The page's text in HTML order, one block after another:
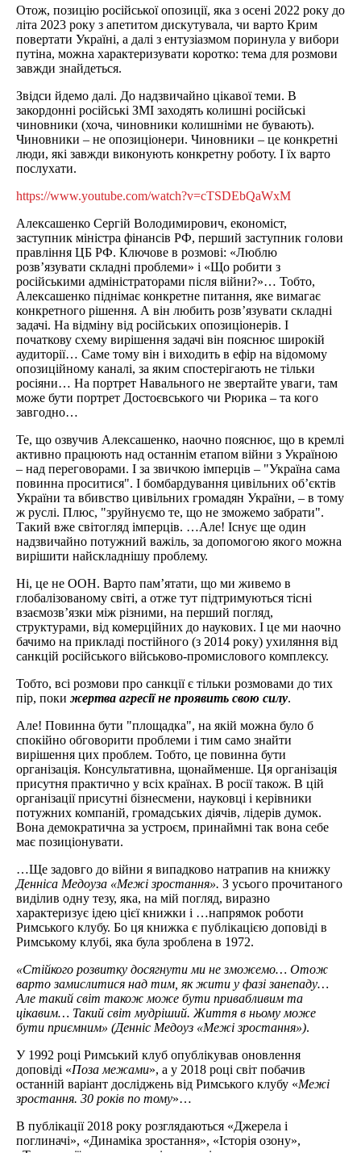
Отож, позицію російської опозиції, яка з осені 2022 року до
літа 2023 року з апетитом дискутувала, чи варто Крим
повертати Україні, а далі з ентузіазмом поринула у вибори
путіна, можна характеризувати коротко: тема для розмови
завжди знайдеться.
Звідси йдемо далі. До надзвичайно цікавої теми. В
закордонні російські ЗМІ заходять колишні російські
чиновники (хоча, чиновники колишніми не бувають).
Чиновники – не опозиціонери. Чиновники – це конкретні
люди, які завжди виконують конкретну роботу. І їх варто
послухати.
https://www.youtube.com/watch?v=cTSDEbQaWxM
Алексашенко Сергій Володимирович, економіст,
заступник міністра фінансів РФ, перший заступник голови
правління ЦБ РФ. Ключове в розмові: «Люблю
розв’язувати складні проблеми» і «Що робити з
російськими адміністраторами після війни?»… Тобто,
Алексашенко піднімає конкретне питання, яке вимагає
конкретного рішення. А він любить розв’язувати складні
задачі. На відміну від російських опозиціонерів. І
початкову схему вирішення задачі він пояснює широкій
аудиторії… Саме тому він і виходить в ефір на відомому
опозиційному каналі, за яким спостерігають не тільки
росіяни… На портрет Навального не звертайте уваги, там
може бути портрет Достоєвського чи Рюрика – та кого
завгодно…
Те, що озвучив Алексашенко, наочно пояснює, що в кремлі
активно працюють над останнім етапом війни з Україною
– над переговорами. І за звичкою імперців – "Україна сама
повинна проситися". І бомбардування цивільних об’єктів
України та вбивство цивільних громадян України, – в тому
ж руслі. Плюс, "зруйнуємо те, що не зможемо забрати".
Такий вже світогляд імперців. …Але! Існує ще один
надзвичайно потужний важіль, за допомогою якого можна
вирішити найскладнішу проблему.
Ні, це не ООН. Варто пам’ятати, що ми живемо в
глобалізованому світі, а отже тут підтримуються тісні
взаємозв’язки між різними, на перший погляд,
структурами, від комерційних до наукових. І це ми наочно
бачимо на прикладі постійного (з 2014 року) ухиляння від
санкцій російського військово-промислового комплексу.
Тобто, всі розмови про санкції є тільки розмовами до тих
пір, поки жертва агресії не проявить свою силу.
Але! Повинна бути "площадка", на якій можна було б
спокійно обговорити проблеми і тим само знайти
вирішення цих проблем. Тобто, це повинна бути
організація. Консультативна, щонайменше. Ця організація
присутня практично у всіх країнах. В росії також. В цій
організації присутні бізнесмени, науковці і керівники
потужних компаній, громадських діячів, лідерів думок.
Вона демократична за устроєм, принаймні так вона себе
має позиціонувати.
…Ще задовго до війни я випадково натрапив на книжку
Денніса Медоуза «Межі зростання». З усього прочитаного
виділив одну тезу, яка, на мій погляд, виразно
характеризує ідею цієї книжки і …напрямок роботи
Римського клубу. Бо ця книжка є публікацією доповіді в
Римському клубі, яка була зроблена в 1972.
«Стійкого розвитку досягнути ми не зможемо… Отож
варто замислитися над тим, як жити у фазі занепаду…
Але такий світ також може бути привабливим та
цікавим… Такий світ мудріший. Життя в ньому може
бути приємним» (Денніс Медоуз «Межі зростання»).
У 1992 році Римський клуб опублікував оновлення
доповіді «Поза межами», а у 2018 році світ побачив
останній варіант досліджень від Римського клубу «Межі
зростання. 30 років по тому»…
В публікації 2018 року розглядаються «Джерела і
поглиначі», «Динаміка зростання», «Історія озону»,